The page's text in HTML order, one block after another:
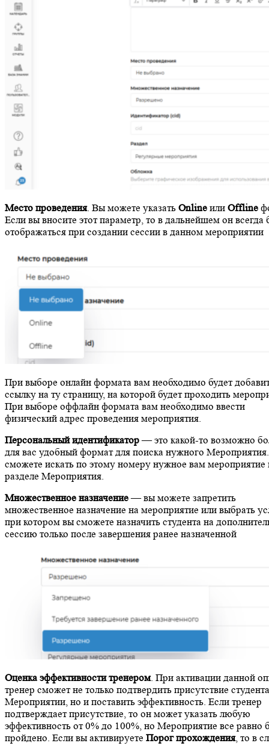
Место проведения. Вы можете указать Online или Offline
Если вы вносите этот параметр, то в дальнейшем он всегда
отображаться при создании сессии в данном мероприятии
При выборе онлайн формата вам необходимо будет
ссылку на ту страницу, на которой будет проходить
При выборе оффлайн формата вам необходимо ввести
физический адрес проведения мероприятия.
Персональный идентификатор— это какой-то возможно
для вас удобный формат для поиска нужного
сможете искать по этому номеру нужное вам мероприятие
разделе Мероприятия.
Множественное назначение— вы можете запретить
множественное назначение на мероприятие или выбрать
при котором вы сможете назначить студента на
сессию только после завершения ранее назначенной
Оценка эффективности тренером. При активации данной
тренер сможет не только подтвердить присутствие
Мероприятии, но и поставить эффективность. Если тренер
подтверждает присутствие, то он может указать любую
эффективность от 0% до 100%, но Мероприятие все равно
пройдено. Если вы активируете Порог прохождения, то в